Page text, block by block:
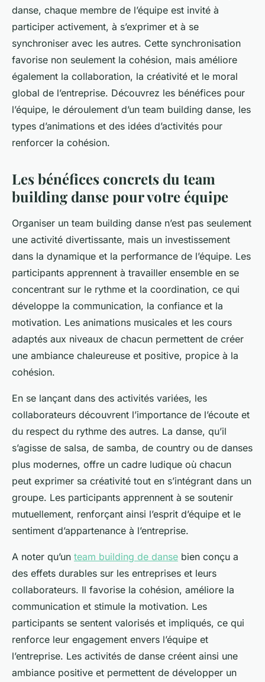
danse, chaque membre de l’équipe est invité à
participer activement, à s’exprimer et à se
synchroniser avec les autres. Cette synchronisation
favorise non seulement la cohésion, mais améliore
également la collaboration, la créativité et le moral
global de l’entreprise. Découvrez les bénéfices pour
l’équipe, le déroulement d’un team building danse, les
types d’animations et des idées d’activités pour
renforcer la cohésion.
Les bénéfices concrets du team
building danse pour votre équipe
Organiser un team building danse n’est pas seulement
une activité divertissante, mais un investissement
dans la dynamique et la performance de l’équipe. Les
participants apprennent à travailler ensemble en se
concentrant sur le rythme et la coordination, ce qui
développe la communication, la confiance et la
motivation. Les animations musicales et les cours
adaptés aux niveaux de chacun permettent de créer
une ambiance chaleureuse et positive, propice à la
cohésion.
En se lançant dans des activités variées, les
collaborateurs découvrent l’importance de l’écoute et
du respect du rythme des autres. La danse, qu’il
s’agisse de salsa, de samba, de country ou de danses
plus modernes, offre un cadre ludique où chacun
peut exprimer sa créativité tout en s’intégrant dans un
groupe. Les participants apprennent à se soutenir
mutuellement, renforçant ainsi l’esprit d’équipe et le
sentiment d’appartenance à l’entreprise.
A noter qu’un team building de danse bien conçu a
des effets durables sur les entreprises et leurs
collaborateurs. Il favorise la cohésion, améliore la
communication et stimule la motivation. Les
participants se sentent valorisés et impliqués, ce qui
renforce leur engagement envers l’équipe et
l’entreprise. Les activités de danse créent ainsi une
ambiance positive et permettent de développer un